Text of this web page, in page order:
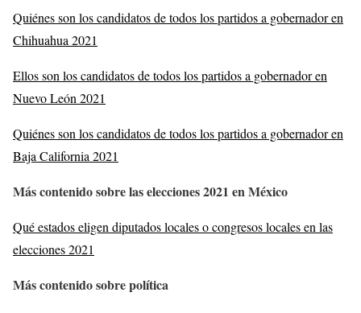
Quiénes son los candidatos de todos los partidos a gobernador en
Chihuahua 2021
Ellos son los candidatos de todos los partidos a gobernador en
Nuevo León 2021
Quiénes son los candidatos de todos los partidos a gobernador en
Baja California 2021
Más contenido sobre las elecciones 2021 en México
Qué estados eligen diputados locales o congresos locales en las
elecciones 2021
Más contenido sobre política